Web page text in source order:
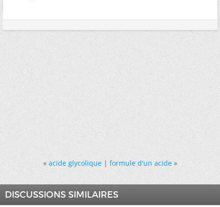
« acide glycolique|formule d'un acide »
DISCUSSIONS SIMILAIRES